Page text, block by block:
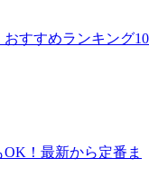
おすすめランキング10
OK！最新から定番ま